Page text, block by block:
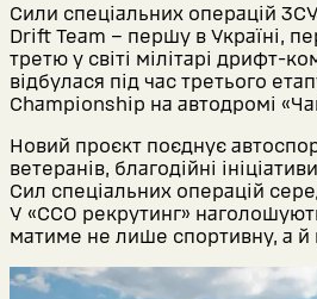
Сили спеціальних операцій
Drift Team – першу в Україні,
третю у світі мілітарі дрифт-
відбулася під час третього
Championship на автодромі
Новий проєкт поєднує
ветеранів, благодійні
Сил спеціальних операцій
У «ССО рекрутинг»
матиме не лише спортивну, а й